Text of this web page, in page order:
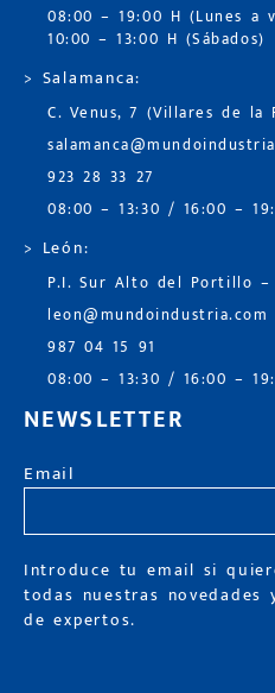
08:00 – 19:00 H (Lunes a
10:00 – 13:00 H (Sábados)
> Salamanca:
C. Venus, 7 (Villares de la
923 28 33 27
08:00 – 13:30 / 16:00 –
> León:
P.I. Sur Alto del Portillo –
leon@mundoindustria.com
987 04 15 91
08:00 – 13:30 / 16:00 –
NEWSLETTER
Email
Introduce tu email si
todas nuestras novedades
de expertos.